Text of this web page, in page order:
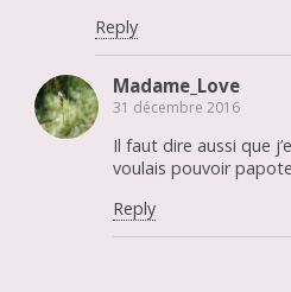
Reply
Madame_Love
31 décembre 2016
Il faut dire aussi que
voulais pouvoir
Reply